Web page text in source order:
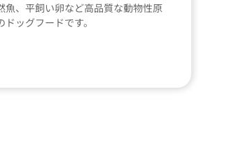
、平飼い卵など高品質な動物性原
ッグフードです。